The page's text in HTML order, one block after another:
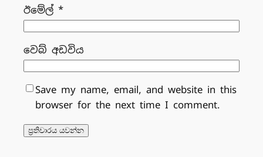
ඊමේල් *
වෙබ් අඩවිය
Save my name, email, and website in this
browser for the next time I comment.